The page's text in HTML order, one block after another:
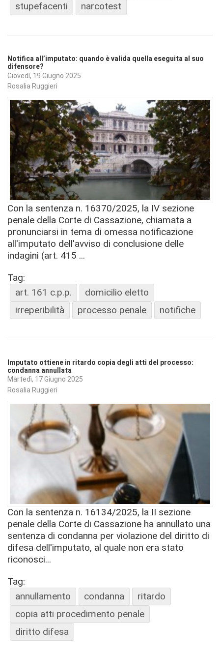
stupefacenti
narcotest
Notifica all’imputato: quando è valida quella eseguita al suo
difensore?
Giovedì, 19 Giugno 2025
Rosalia Ruggieri
Con la sentenza n. 16370/2025, la IV sezione
penale della Corte di Cassazione, chiamata a
pronunciarsi in tema di omessa notificazione
all'imputato dell'avviso di conclusione delle
indagini (art. 415 ...
Tag:
art. 161 c.p.p.
domicilio eletto
irreperibilità
processo penale notifiche
Imputato ottiene in ritardo copia degli atti del processo:
condanna annullata
Martedì, 17 Giugno 2025
Rosalia Ruggieri
Con la sentenza n. 16134/2025, la II sezione
penale della Corte di Cassazione ha annullato una
sentenza di condanna per violazione del diritto di
difesa dell'imputato, al quale non era stato
riconosci...
Tag:
annullamento
condanna
ritardo
copia atti procedimento penale
diritto difesa